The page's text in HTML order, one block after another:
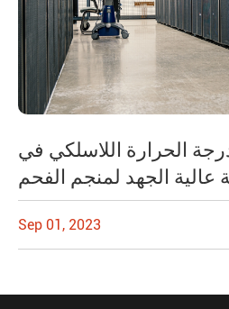
الحرارة اللاسلكي في
عالية الجهد لمنجم الفحم
Sep 01, 2023